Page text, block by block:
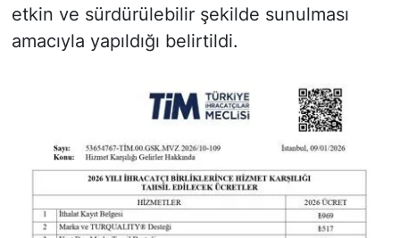
etkin ve sürdürülebilir şekilde sunulması
amacıyla yapıldığı belirtildi.